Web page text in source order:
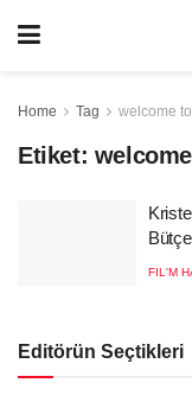
Home Tag welcome
Etiket:
FIL'M
Editörün Seçtikleri